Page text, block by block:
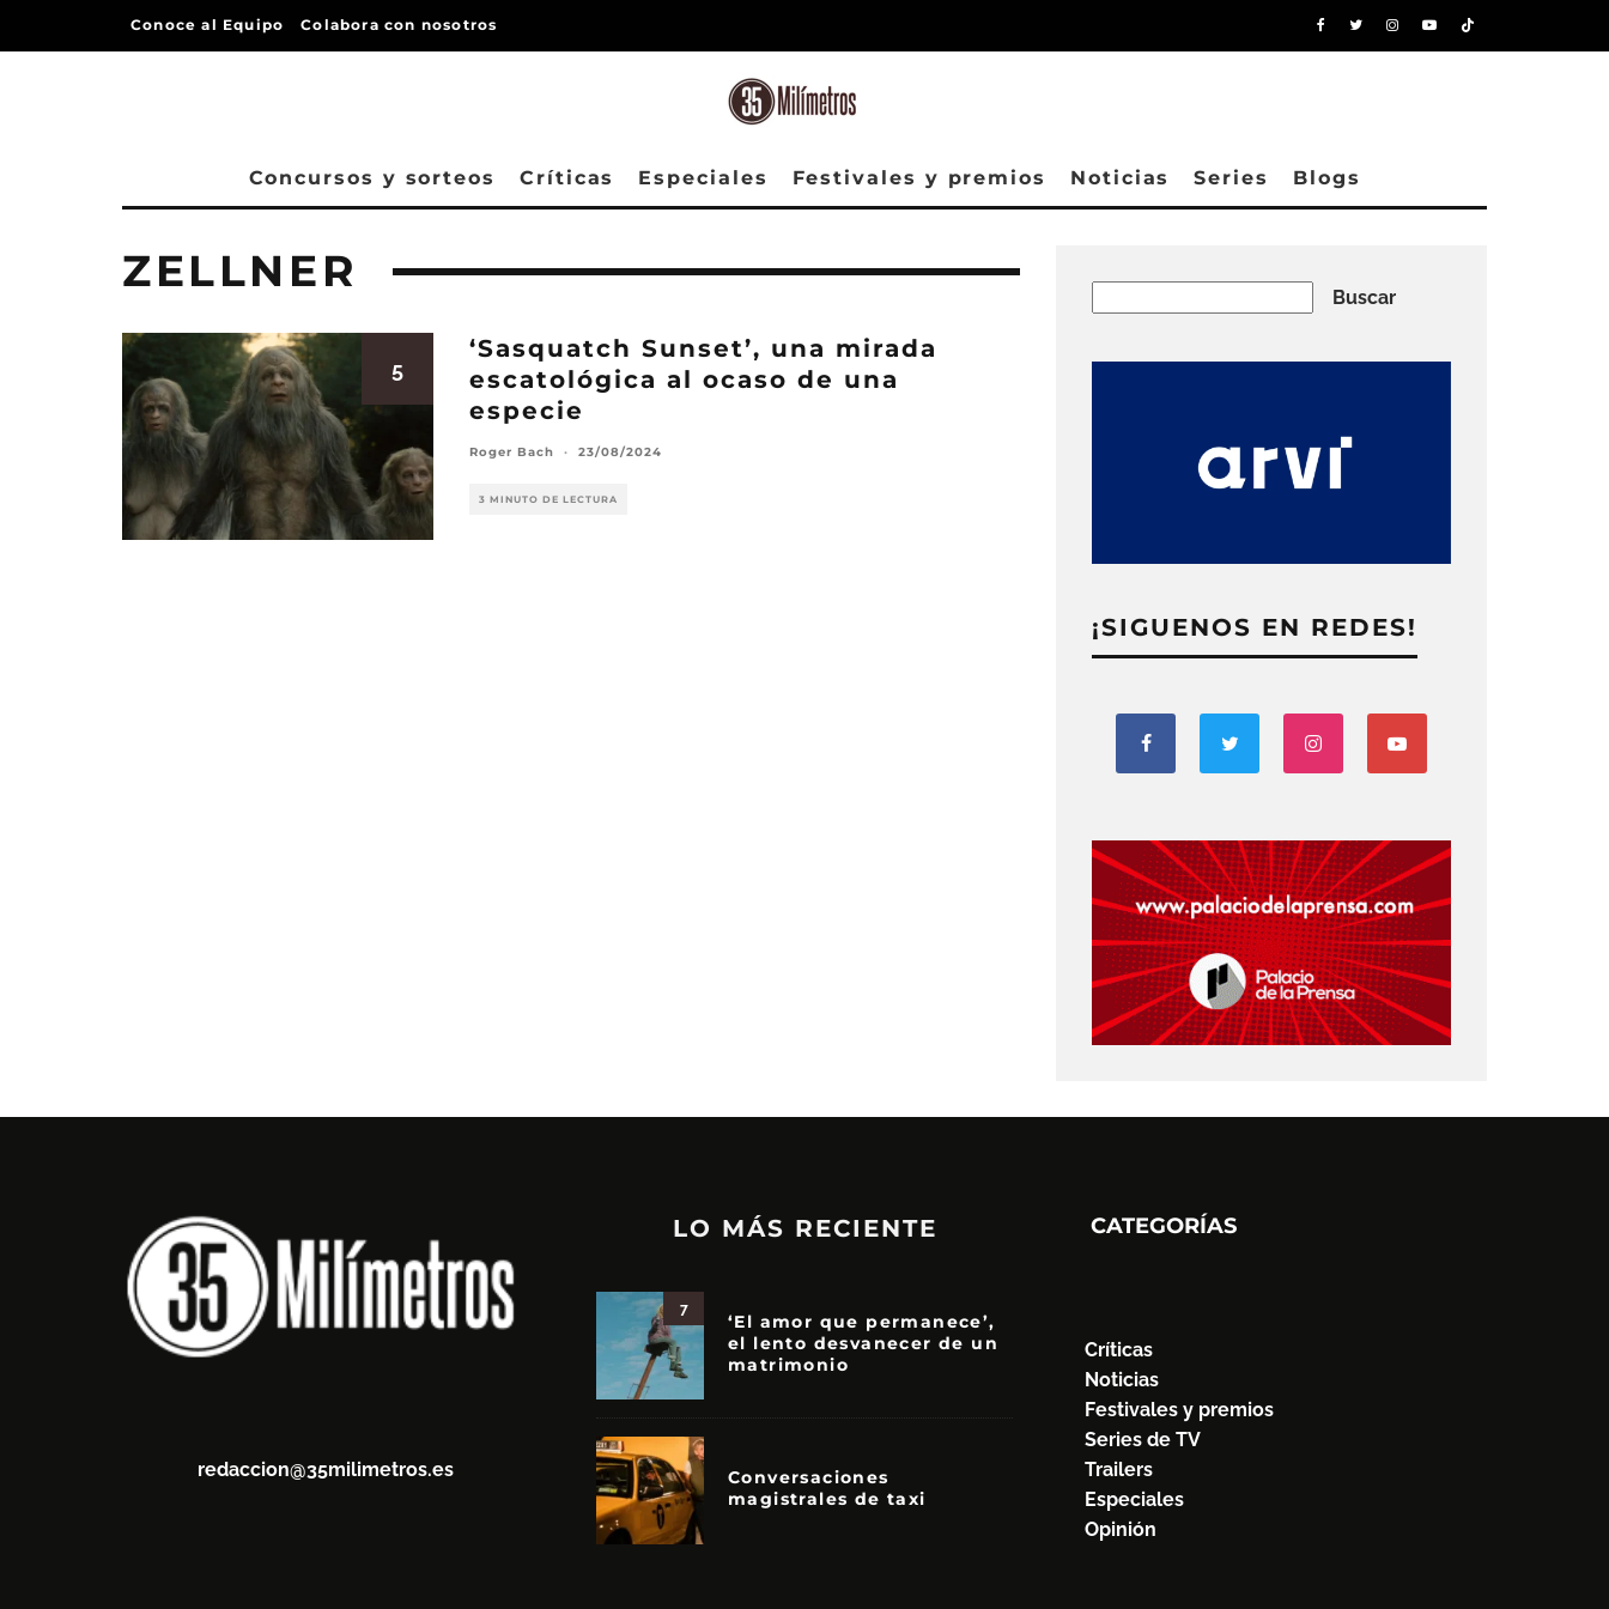
Conoce al Equipo Colabora con nosotros
Concursos y sorteos Críticas Especiales Festivales y premios Noticias Series Blogs
ZELLNER
5
‘Sasquatch Sunset’, una mirada
escatológica al ocaso de una
especie
Roger Bach · 23/08/2024
3 MINUTO DE LECTURA
Buscar
¡SIGUENOS EN REDES!
redaccion@35milimetros.es
LO MÁS RECIENTE
7
‘El amor que permanece’,
el lento desvanecer de un
matrimonio
Conversaciones
magistrales de taxi
CATEGORÍAS
Críticas
Noticias
Festivales y premios
Series de TV
Trailers
Especiales
Opinión